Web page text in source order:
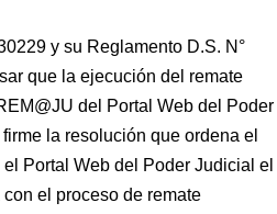
y su Reglamento D.S. N°
que la ejecución del remate
del Portal Web del Poder
la resolución que ordena el
Portal Web del Poder Judicial el
el proceso de remate